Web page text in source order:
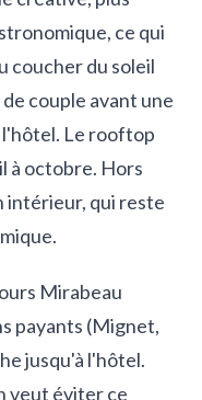
ce qui
coucher du soleil
couple avant une
l'hôtel. Le rooftop
à octobre. Hors
intérieur, qui reste
Mirabeau
payants (Mignet,
jusqu'à l'hôtel.
veut éviter ce